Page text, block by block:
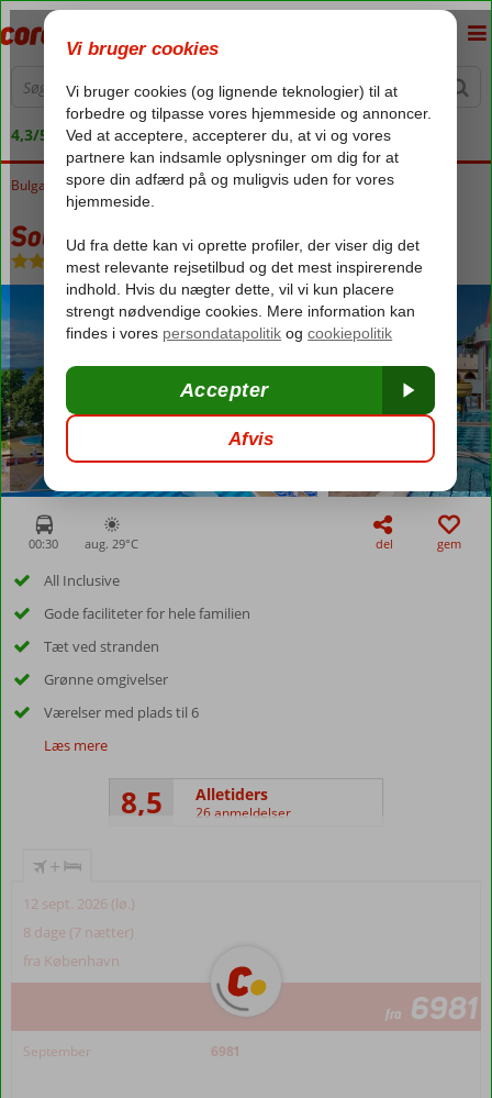
4,3/5 på Trustpilot
Forside
Bulgarien Sortehavet Nessebar Sol Nessebar Palace
Sol Nessebar Palace
All Inclusive-Hotel
00:30 aug. 29°C del gem
All Inclusive
Gode faciliteter for hele familien
Tæt ved stranden
Grønne omgivelser
Værelser med plads til 6
Læs mere
8,5 Alletiders
26 anmeldelser
+
12 sept. 2026 (lø.)
8 dage (7 nætter)
fra København
fra 6981
September 6981